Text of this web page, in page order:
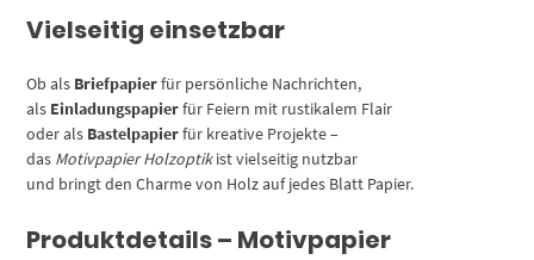
Vielseitig einsetzbar
Ob als Briefpapierfür persönliche Nachrichten,
als Einladungspapierfür Feiern mit rustikalem Flair
oder als Bastelpapierfür kreative Projekte –
das Motivpapier Holzoptikist vielseitig nutzbar
und bringt den Charme von Holz auf jedes Blatt Papier.
Produktdetails – Motivpapier